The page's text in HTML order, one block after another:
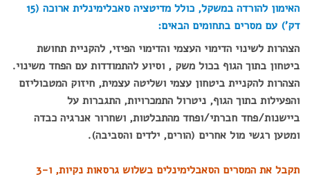
האימון להורדה במשקל, כולל מדיטציה סאבלימינלית ארוכה (15
דק') עם מסרים בתחומים הבאים:
הצהרות לשינוי הדימוי העצמי והדימוי הפיזי, להקניית תחושת
ביטחון בתוך הגוף בכול משק , וסיוע להתמודדות עם הפחד משינוי.
הצהרות להקניית ביטחון עצמי ושליטה עצמית, חיזוק המטבוליזם
והפעילות בתוך הגוף, ניטרול התמכרויות, התגברות על
ביישנות/פחד חברתי/ופחד מהתבלטות, ושחרור אנרגיה כבדה
ומטען רגשי מול אחרים (הורים, ילדים והסביבה).
תקבל את המסרים הסאבלימינלים בשלוש גרסאות נקיות, ו-3